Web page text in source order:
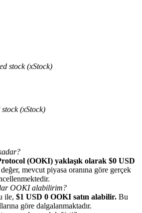
stock (xStock)
(xStock)
(OOKI) yaklaşık olarak $0 USD
mevcut piyasa oranına göre gerçek
OOKI alabilirim?
ile, $1 USD 0 OOKI satın alabilir. Bu
göre dalgalanmaktadır.